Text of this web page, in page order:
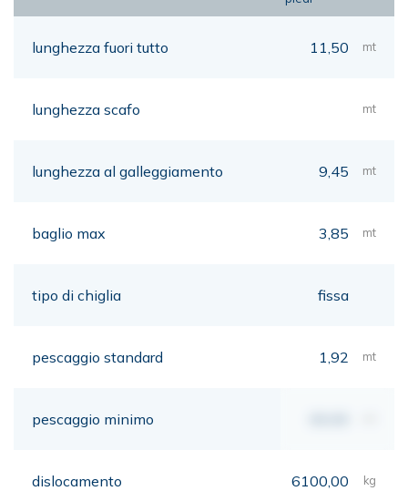
lunghezza fuori tutto 11,50 mt
lunghezza scafo mt
lunghezza al galleggiamento 9,45 mt
baglio max 3,85 mt
tipo di chiglia fissa
pescaggio standard 1,92 mt
pescaggio minimo
dislocamento 6100,00 kg